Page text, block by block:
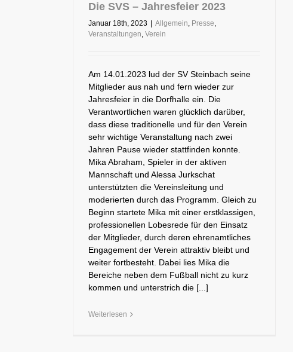
Die SVS – Jahresfeier 2023
Januar 18th, 2023 Allgemein, Presse,
Veranstaltungen, Verein
Am 14.01.2023 lud der SV Steinbach seine
Mitglieder aus nah und fern wieder zur
Jahresfeier in die Dorfhalle ein. Die
Verantwortlichen waren glücklich darüber,
dass diese traditionelle und für den Verein
sehr wichtige Veranstaltung nach zwei
Jahren Pause wieder stattfinden konnte.
Mika Abraham, Spieler in der aktiven
Mannschaft und Alessa Jurkschat
unterstützten die Vereinsleitung und
moderierten durch das Programm. Gleich zu
Beginn startete Mika mit einer erstklassigen,
professionellen Lobesrede für den Einsatz
der Mitglieder, durch deren ehrenamtliches
Engagement der Verein attraktiv bleibt und
weiter fortbesteht. Dabei lies Mika die
Bereiche neben dem Fußball nicht zu kurz
kommen und unterstrich die [...]
Weiterlesen